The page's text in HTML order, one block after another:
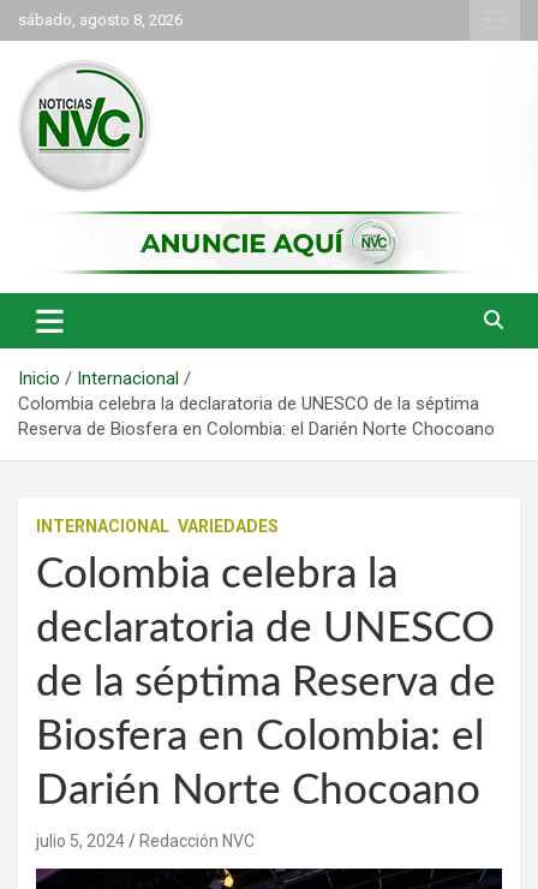
Saltar
al
contenido
sábado, agosto 8, 2026
NVC Noticias
Inicio
Internacional
Colombia celebra la declaratoria de UNESCO de la séptima
Reserva de Biosfera en Colombia: el Darién Norte Chocoano
INTERNACIONAL VARIEDADES
Colombia celebra la
declaratoria de UNESCO
de la séptima Reserva de
Biosfera en Colombia: el
Darién Norte Chocoano
julio 5, 2024 Redacción NVC